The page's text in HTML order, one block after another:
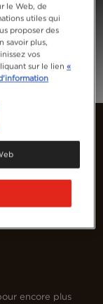
encore plus
le Web, de
utiles qui
proposer des
savoir plus,
vos
sur le lien«